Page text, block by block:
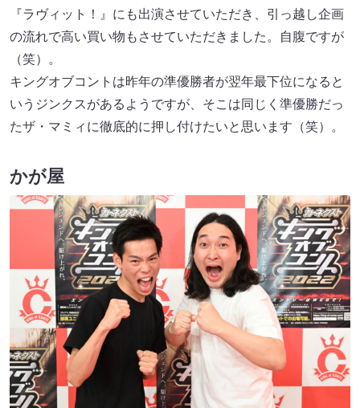
『ラヴィット！』にも出演させていただき、引っ越し企画
の流れで高い買い物もさせていただきました。自腹ですが
（笑）。
キングオブコントは昨年の準優勝者が翌年最下位になると
いうジンクスがあるようですが、そこは同じく準優勝だっ
たザ・マミィに徹底的に押し付けたいと思います（笑）。
かが屋